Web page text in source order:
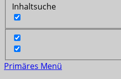
Inhaltsuche
Primäres Menü